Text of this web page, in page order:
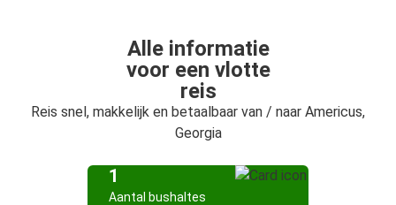
Alle informatie
voor een vlotte
reis
Reis snel, makkelijk en betaalbaar van / naar Americus,
Georgia
1
Aantal bushaltes